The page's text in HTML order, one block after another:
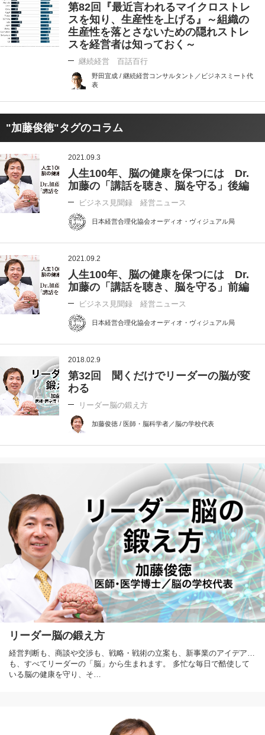
第82回『最近言われるマイクロストレ
スを知り、生産性を上げる』～組織の
生産性を落とさないための隠れストレ
スを経営者は知っておく～
継続経営 百話百行
野田宜成 / 継続経営コンサルタント／ビジネスミート代
表
"加藤俊徳"タグのコラム
2021.09.3
人生100年、脳の健康を保つには Dr.
加藤の「講話を聴き、脳を守る」後編
ビジネス見聞録 経営ニュース
日本経営合理化協会オーディオ・ヴィジュアル局
2021.09.2
人生100年、脳の健康を保つには Dr.
加藤の「講話を聴き、脳を守る」前編
ビジネス見聞録 経営ニュース
日本経営合理化協会オーディオ・ヴィジュアル局
2018.02.9
第32回 聞くだけでリーダーの脳が変
わる
リーダー脳の鍛え方
加藤俊徳 / 医師・脳科学者／脳の学校代表
リーダー脳の鍛え方
経営判断も、商談や交渉も、戦略・戦術の立案も、新事業のアイデア…
も、すべてリーダーの「脳」から生まれます。 多忙な毎日で酷使して
いる脳の健康を守り、そ…